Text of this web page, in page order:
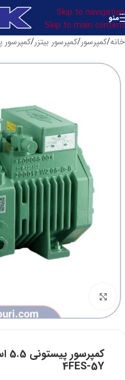
Skip to navigation
Skip to main content
منو
خانه/کمپرسور/کمپرسور بیتزر/کمپرسور
4FES-5Y